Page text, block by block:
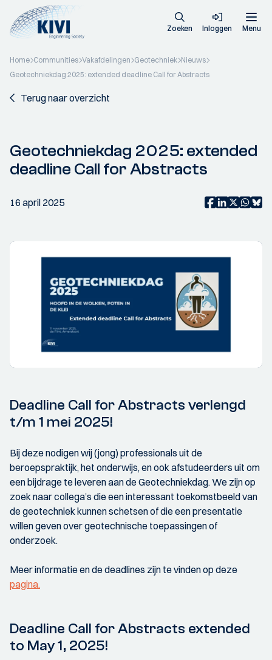
Zoeken Inloggen Menu
Home Communities Vakafdelingen Geotechniek Nieuws
Geotechniekdag 2025: extended deadline Call for Abstracts
Terug naar overzicht
Geotechniekdag 2025: extended
deadline Call for Abstracts
16 april 2025
Deadline Call for Abstracts verlengd
t/m 1 mei 2025!
Bij deze nodigen wij (jong) professionals uit de
beroepspraktijk, het onderwijs, en ook afstudeerders uit om
een bijdrage te leveren aan de Geotechniekdag. We zijn op
zoek naar collega’s die een interessant toekomstbeeld van
de geotechniek kunnen schetsen of die een presentatie
willen geven over geotechnische toepassingen of
onderzoek.
Meer informatie en de deadlines zijn te vinden op deze
pagina.
Deadline Call for Abstracts extended
to May 1, 2025!